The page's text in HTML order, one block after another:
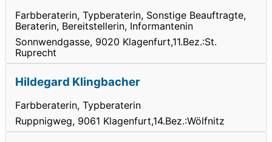
Farbberaterin, Typberaterin, Sonstige Beauftragte,
Beraterin, Bereitstellerin, Informantenin
Sonnwendgasse, 9020 Klagenfurt,11.Bez.:St.
Ruprecht
Hildegard Klingbacher
Farbberaterin, Typberaterin
Ruppnigweg, 9061 Klagenfurt,14.Bez.:Wölfnitz